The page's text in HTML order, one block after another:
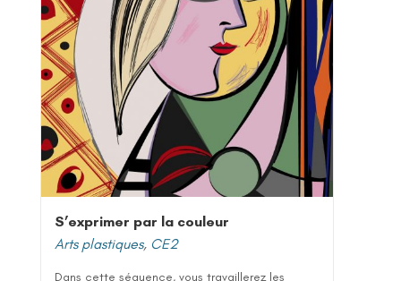
S’exprimer par la couleur
Arts plastiques, CE2
Dans cette séquence, vous travaillerez les